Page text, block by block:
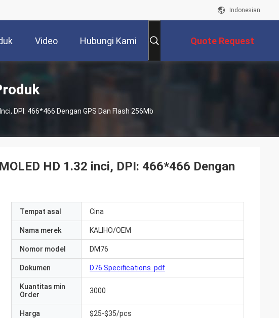
Indonesian
Video Hubungi Kami Quote Request
DPI: 466*466 Dengan GPS Dan Flash 256Mb
HD 1.32 inci, DPI: 466*466 Dengan
Tempat asal Cina
Nama merek KALIHO/OEM
Nomor model DM76
Dokumen D76 Specifications .pdf
Kuantitas min
Order
3000
Harga $25-$35/pcs